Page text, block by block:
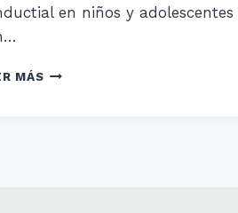
en niños y adolescentes
MÁSEL